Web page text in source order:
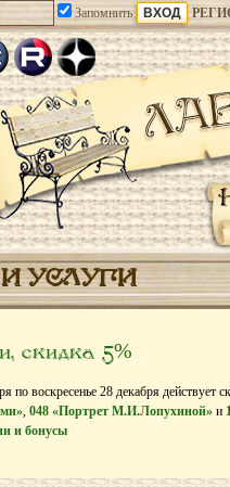
Запомнить
УСЛУГИ
скидка 5%
по воскресенье 28 декабря действует
, 048 «Портрет М.И.Лопухиной» и
и бонусы